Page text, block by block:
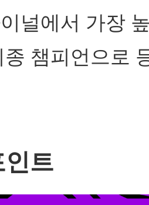
널에서 가장
종 챔피언으로
트